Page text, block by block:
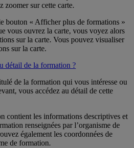
zoomer sur cette carte.
bouton « Afficher plus de formations »
vous ouvrez la carte, vous voyez alors
sur la carte. Vous pouvez visualiser
sur la carte.
détail de la formation ?
de la formation qui vous intéresse ou
vous accédez au détail de cette
contient les informations descriptives et
renseignées par l’organisme de
également les coordonnées de
de formation.